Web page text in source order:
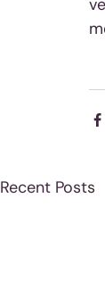
Recent Posts